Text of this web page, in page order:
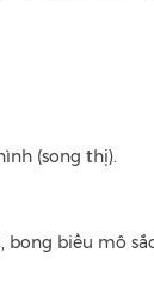
(song thị).
biểu mô